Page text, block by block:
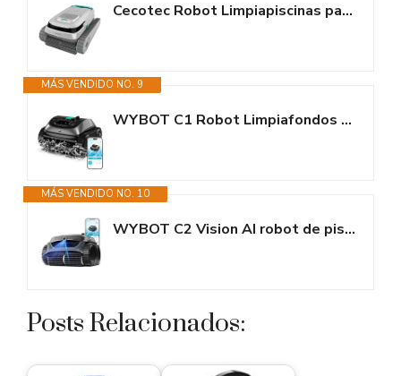
Cecotec Robot Limpiapiscinas para Fondos, Paredes y Línea de Flotación...
MÁS VENDIDO NO. 9
WYBOT C1 Robot Limpiafondos Piscina con Planificación Inteligente de...
MÁS VENDIDO NO. 10
WYBOT C2 Vision AI robot de piscina sin cable con cámara y batería, robot...
Posts Relacionados: